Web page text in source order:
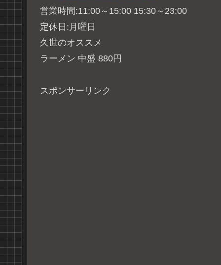
営業時間:11:00～15:00 15:30～23:00
定休日:月曜日
久世のオススメ
ラーメン 中盛 880円
スポンサーリンク